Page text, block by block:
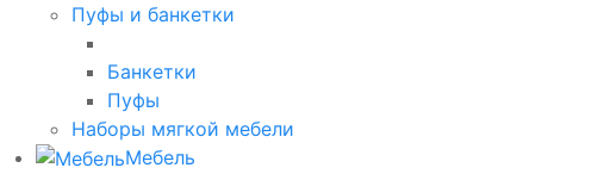
Пуфы и банкетки
Банкетки
Пуфы
Наборы мягкой мебели
Мебель